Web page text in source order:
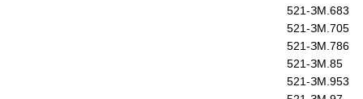
521-ЗМ.683
521-ЗМ.705
521-ЗМ.786
521-ЗМ.85
521-ЗМ.953